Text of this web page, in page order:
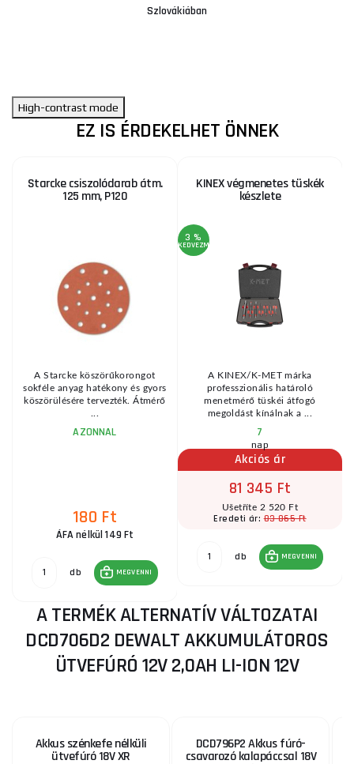
Szlovákiában
High-contrast mode
EZ IS ÉRDEKELHET ÖNNEK
Starcke csiszolódarab átm.
125 mm, P120
A Starcke köszörűkorongot
sokféle anyag hatékony és gyors
köszörülésére tervezték. Átmérő
AZONNAL
180 Ft
ÁFA nélkül 149 Ft
db MEGVENNI
KINEX végmenetes tüskék
készlete
3 %
KEDVEZMÉNY
A KINEX/K-MET márka
professzionális határoló
menetmérő tüskéi átfogó
megoldást kínálnak a ...
7
nap
Akciós ár
81 345 Ft
Ušetříte 2 520 Ft
Eredeti ár:83 865 Ft
db MEGVENNI
A TERMÉK ALTERNATÍV VÁLTOZATAI
DCD706D2 DEWALT AKKUMULÁTOROS
ÜTVEFÚRÓ 12V 2,0AH LI-ION 12V
Akkus szénkefe nélküli
ütvefúró 18V XR
DCD796P2 Akkus fúró-
csavarozó kalapáccsal 18V